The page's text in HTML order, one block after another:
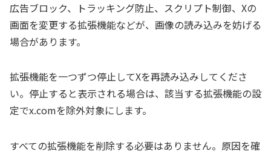
広告ブロック、トラッキング防止、スクリプト制御、Xの
画面を変更する拡張機能などが、画像の読み込みを妨げる
場合があります。
拡張機能を一つずつ停止してXを再読み込みしてくださ
い。停止すると表示される場合は、該当する拡張機能の設
定でx.comを除外対象にします。
すべての拡張機能を削除する必要はありません。原因を確